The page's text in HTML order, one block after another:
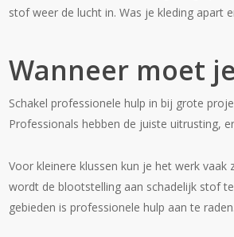
stof weer de lucht in. Was je kleding apart
Wanneer moet
Schakel professionele hulp in bij grote
Professionals hebben de juiste uitrusting,
Voor kleinere klussen kun je het werk
wordt de blootstelling aan schadelijk stof
gebieden is professionele hulp aan te raden.